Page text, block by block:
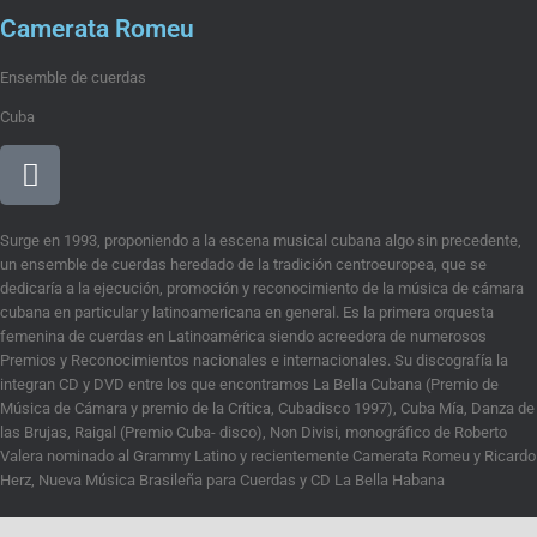
Camerata Romeu
Ensemble de cuerdas
Cuba
Surge en 1993, proponiendo a la escena musical cubana algo sin precedente,
un ensemble de cuerdas heredado de la tradición centroeuropea, que se
dedicaría a la ejecución, promoción y reconocimiento de la música de cámara
cubana en particular y latinoamericana en general. Es la primera orquesta
femenina de cuerdas en Latinoamérica siendo acreedora de numerosos
Premios y Reconocimientos nacionales e internacionales. Su discografía la
integran CD y DVD entre los que encontramos La Bella Cubana (Premio de
Música de Cámara y premio de la Crítica, Cubadisco 1997), Cuba Mía, Danza de
las Brujas, Raigal (Premio Cuba- disco), Non Divisi, monográfico de Roberto
Valera nominado al Grammy Latino y recientemente Camerata Romeu y Ricardo
Herz, Nueva Música Brasileña para Cuerdas y CD La Bella Habana